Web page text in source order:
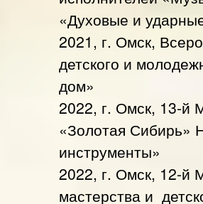
«Духовые и
2021, г. Омск,
детского и
дом»
2022, г. Омск, 13-й
«Золотая Сибирь»
инструменты»
2022, г. Омск, 12-й
мастерства и